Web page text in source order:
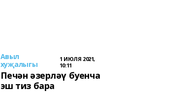
Авыл
хуҗалыгы
1 ИЮЛЯ 2021,
10:11
Печән әзерләү буенча
эш тиз бара